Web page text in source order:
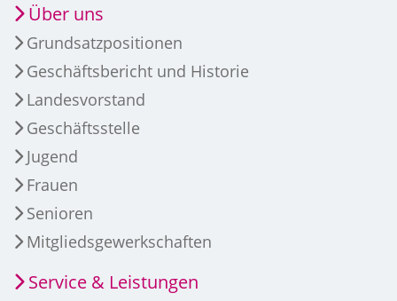
Über uns
Grundsatzpositionen
Geschäftsbericht und Historie
Landesvorstand
Geschäftsstelle
Jugend
Frauen
Senioren
Mitgliedsgewerkschaften
Service & Leistungen